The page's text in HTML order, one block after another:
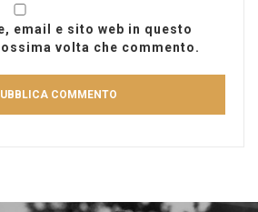
email e sito web in questo
volta che commento.